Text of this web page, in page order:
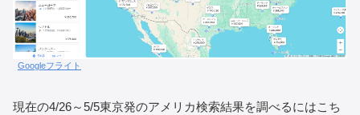
Googleフライト
現在の4/26～5/5東京発のアメリカ検索結果を調べるにはこち